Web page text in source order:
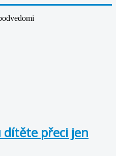
dítěte přeci jen